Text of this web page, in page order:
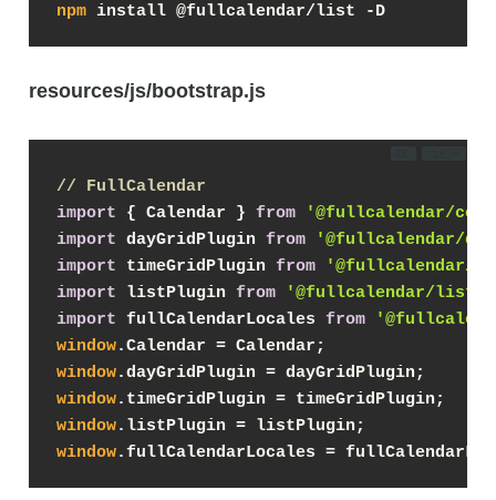
npm
resources/js/bootstrap.js
// FullCalendar
import { Calendar } from
'@fullcalendar/
import dayGridPlugin from
'@fullcalendar/
import timeGridPlugin from
'@fullcalendar/
import listPlugin from '@fullcalendar/list'
import fullCalendarLocales from
window.Calendar = Calendar;
window.dayGridPlugin = dayGridPlugin;
window.timeGridPlugin = timeGridPlugin;
window.listPlugin = listPlugin;
window.fullCalendarLocales =